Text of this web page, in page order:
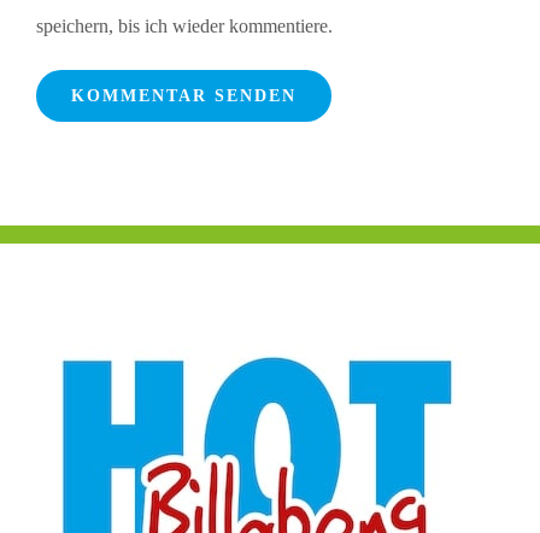
speichern, bis ich wieder kommentiere.